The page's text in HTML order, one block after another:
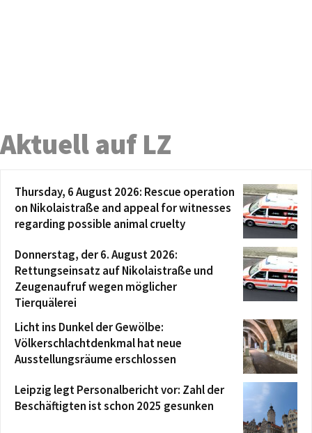
Aktuell auf LZ
Thursday, 6 August 2026: Rescue operation
on Nikolaistraße and appeal for witnesses
regarding possible animal cruelty
Donnerstag, der 6. August 2026:
Rettungseinsatz auf Nikolaistraße und
Zeugenaufruf wegen möglicher
Tierquälerei
Licht ins Dunkel der Gewölbe:
Völkerschlachtdenkmal hat neue
Ausstellungsräume erschlossen
Leipzig legt Personalbericht vor: Zahl der
Beschäftigten ist schon 2025 gesunken